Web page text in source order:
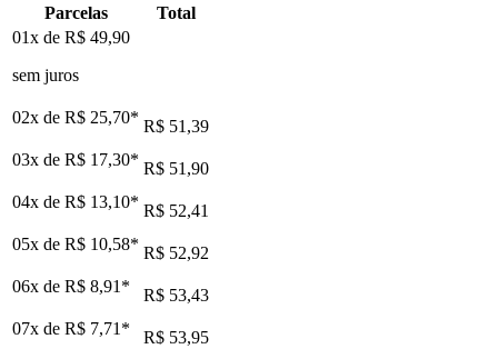
Parcelas
Total
01x de R$ 49,90
sem juros
02x de R$ 25,70* R$ 51,39
03x de R$ 17,30* R$ 51,90
04x de R$ 13,10* R$ 52,41
05x de R$ 10,58* R$ 52,92
06x de R$ 8,91 *
R$ 53,43
07x de R$ 7,71 *
R$ 53,95